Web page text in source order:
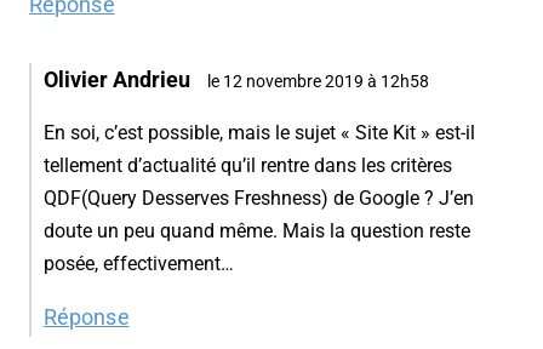
Olivier Andrieu le 12 novembre 2019 à 12h58
En soi, c’est possible, mais le sujet « Site Kit » est-il
tellement d’actualité qu’il rentre dans les critères
QDF(Query Desserves Freshness) de Google ? J’en
doute un peu quand même. Mais la question reste
posée, effectivement…
Réponse